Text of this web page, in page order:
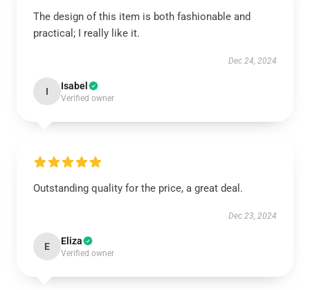
The design of this item is both fashionable and
practical; I really like it.
Dec 24, 2024
I Isabel
Verified owner
Outstanding quality for the price, a great deal.
Dec 23, 2024
E Eliza
Verified owner